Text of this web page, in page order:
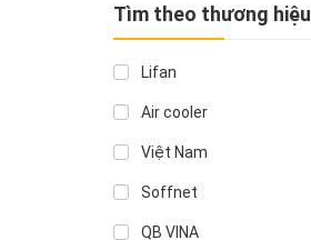
Tìm theo thương hiệu
Lifan
Air cooler
Việt Nam
Soffnet
QB VINA